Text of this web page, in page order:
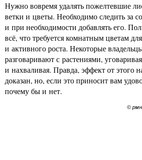
Нужно вовремя удалять пожелтевшие
ветки и цветы. Необходимо следить за
и при необходимости добавлять его.
всё, что требуется комнатным цветам
и активного роста. Некоторые
разговаривают с растениями,
и нахваливая. Правда, эффект от этого
доказан, но, если это приносит вам
почему бы и нет.
©